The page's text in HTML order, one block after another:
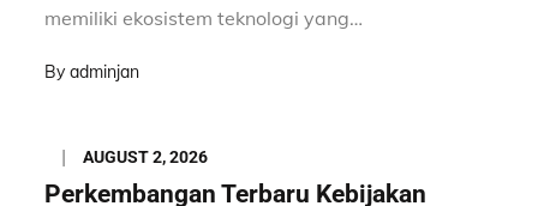
memiliki ekosistem teknologi yang…
Byadminjan
Posted
on
AUGUST 2, 2026
Perkembangan Terbaru Kebijakan